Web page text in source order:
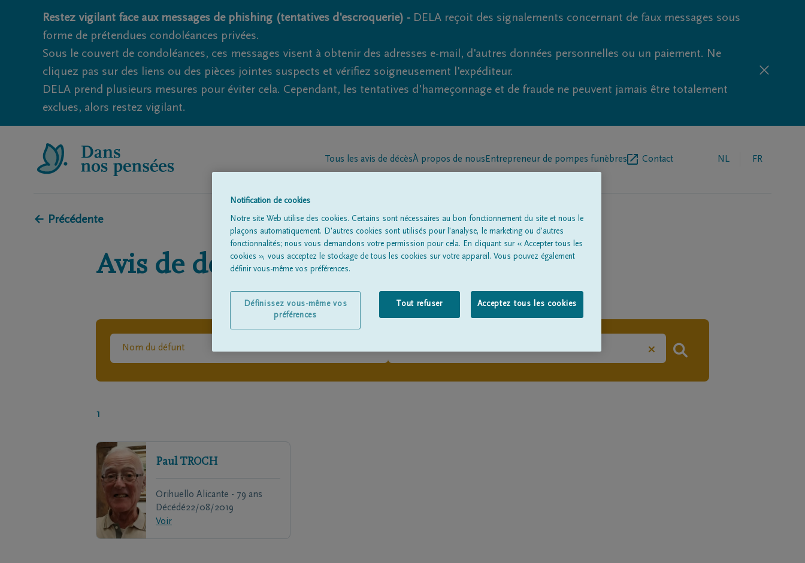
Restez vigilant face aux messages de phishing (tentatives d'escroquerie) - DELA reçoit des signalements concernant de faux messages sous
forme de prétendues condoléances privées.
Sous le couvert de condoléances, ces messages visent à obtenir des adresses e-mail, d'autres données personnelles ou un paiement. Ne
cliquez pas sur des liens ou des pièces jointes suspects et vérifiez soigneusement l'expéditeur.
DELA prend plusieurs mesures pour éviter cela. Cependant, les tentatives d'hameçonnage et de fraude ne peuvent jamais être totalement
exclues, alors restez vigilant.
Tous les avis de décèsÀ propos de nous Entrepreneur de pompes funèbres Contact NL FR
← Précédente
Avis de décès à 'Orihuello alicante'
×
1
Paul TROCH
Orihuello Alicante - 79 ans
Décédé22/08/2019
Voir
Notification de cookies
Notre site Web utilise des cookies. Certains sont nécessaires au bon fonctionnement du site et nous le
plaçons automatiquement. D'autres cookies sont utilisés pour l'analyse, le marketing ou d'autres
fonctionnalités; nous vous demandons votre permission pour cela. En cliquant sur « Accepter tous les
cookies », vous acceptez le stockage de tous les cookies sur votre appareil. Vous pouvez également
définir vous-même vos préférences.
Tout refuser Acceptez tous les cookies
Définissez vous-même vos
préférences